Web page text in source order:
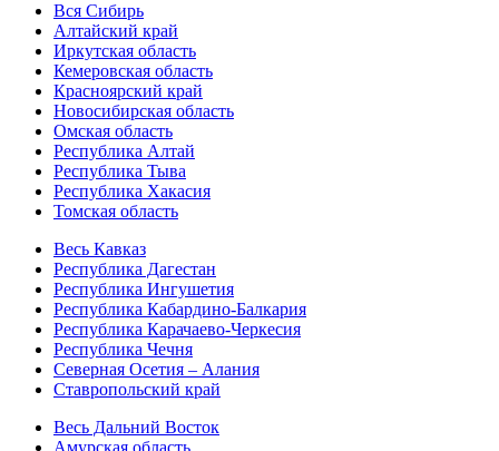
Вся Сибирь
Алтайский край
Иркутская область
Кемеровская область
Красноярский край
Новосибирская область
Омская область
Республика Алтай
Республика Тыва
Республика Хакасия
Томская область
Весь Кавказ
Республика Дагестан
Республика Ингушетия
Республика Кабардино-Балкария
Республика Карачаево-Черкесия
Республика Чечня
Северная Осетия – Алания
Ставропольский край
Весь Дальний Восток
Амурская область